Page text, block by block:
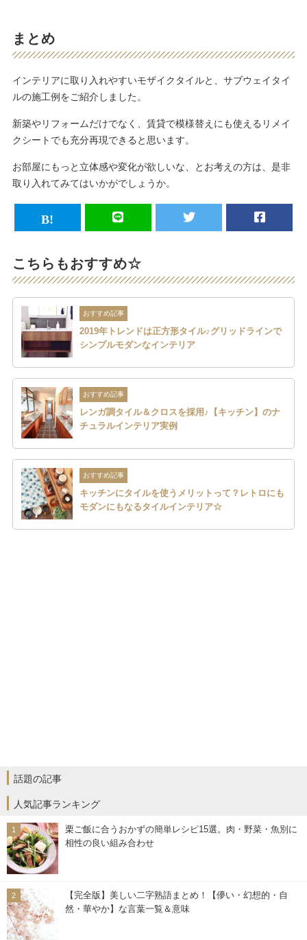
まとめ
インテリアに取り入れやすいモザイクタイルと、サブウェイタイ
ルの施工例をご紹介しました。
新築やリフォームだけでなく、賃貸で模様替えにも使えるリメイ
クシートでも充分再現できると思います。
お部屋にもっと立体感や変化が欲しいな、とお考えの方は、是非
取り入れてみてはいかがでしょうか。
こちらもおすすめ☆
おすすめ記事
2019年トレンドは正方形タイル♪グリッドラインで
シンプルモダンなインテリア
おすすめ記事
レンガ調タイル＆クロスを採用♪【キッチン】のナ
チュラルインテリア実例
おすすめ記事
キッチンにタイルを使うメリットって？レトロにも
モダンにもなるタイルインテリア☆
話題の記事
人気記事ランキング
栗ご飯に合うおかずの簡単レシピ15選。肉・野菜・魚別に
相性の良い組み合わせ
【完全版】美しい二字熟語まとめ！【儚い・幻想的・自
然・華やか】な言葉一覧＆意味